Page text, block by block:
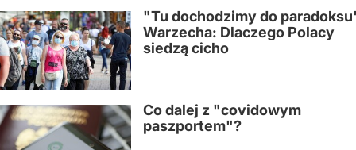
"Tu dochodzimy do
Warzecha: Dlaczego Polacy
siedzą cicho
Co dalej z "covidowym
paszportem"?